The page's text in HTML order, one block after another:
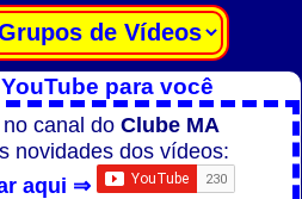
para você
no canal doClube MA
novidades dos vídeos:
aqui ⇒